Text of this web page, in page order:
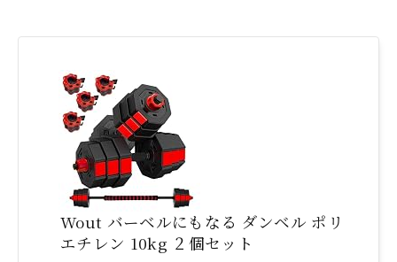
Wout バーベルにもなる ダンベル ポリ
エチレン 10kg ２個セット